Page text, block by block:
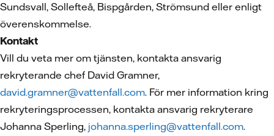
Sundsvall, Sollefteå, Bispgården, Strömsund eller enligt
överenskommelse.
Kontakt
Vill du veta mer om tjänsten, kontakta ansvarig
rekryterande chef David Gramner,
david.gramner@vattenfall.com. För mer information kring
rekryteringsprocessen, kontakta ansvarig rekryterare
Johanna Sperling, johanna.sperling@vattenfall.com.